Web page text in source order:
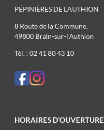
PÉPINIÈRES DE L’AUTHION
8 Route de la Commune,
49800 Brain-sur-l’Authion
Tél. : 02 41 80 43 10
HORAIRES D’OUVERTURE